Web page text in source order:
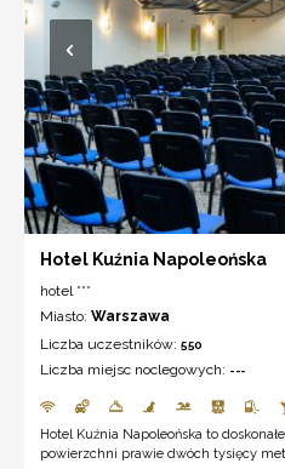
Hotel Kuźnia Napoleońska
hotel ***
Miasto: Warszawa
Liczba uczestników: 550
Liczba miejsc noclegowych: ---
Hotel Kuźnia Napoleońska to
powierzchni prawie dwóch tysięcy